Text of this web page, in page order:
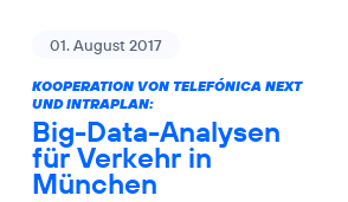
01. August 2017
KOOPERATION VON TELEFÓNICA NEXT
UND INTRAPLAN:
Big-Data-Analysen
für Verkehr in
München